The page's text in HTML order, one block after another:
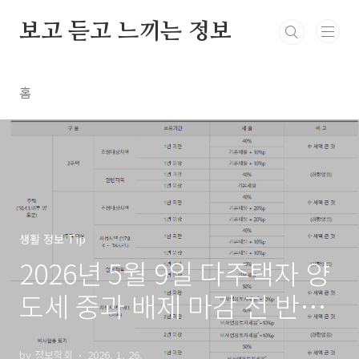
보고 듣고 느끼는 정보
홈
생활 정보 Tip
2026년 5월 9일 다주택자 양
도세 중과 배제 마감 전 반드
시 확인해야 할 안전한 매도
by 정보학회 2026. 1. 26.